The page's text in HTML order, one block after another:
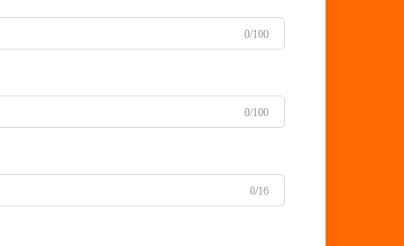
0/100
0/100
0/16